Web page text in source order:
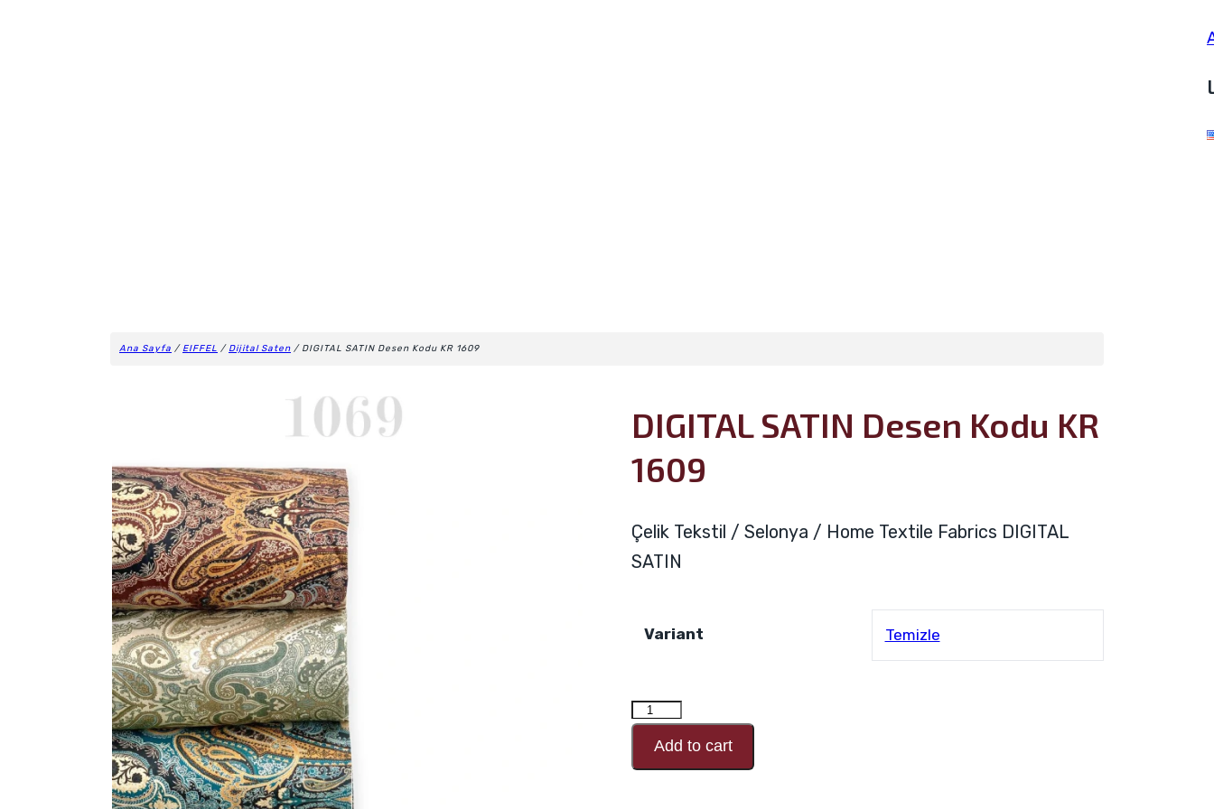
Ana Sayfa / EIFFEL / Dijital Saten / DIGITAL SATIN Desen Kodu KR 1609
DIGITAL SATIN Desen Kodu KR
1609
Çelik Tekstil / Selonya / Home Textile Fabrics DIGITAL
SATIN
Variant Temizle
DIGITAL
SATIN
Desen
Add to cart